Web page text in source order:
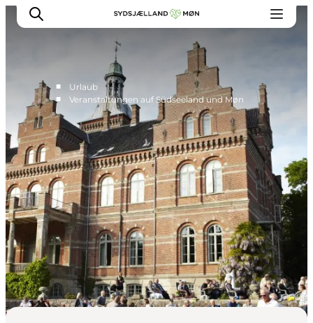
Erleben
Städte und Orte
Events
Essen
Unterkunft
Reise planen
■
Urlaub
■
Veranstaltungen auf Südseeland und Møn